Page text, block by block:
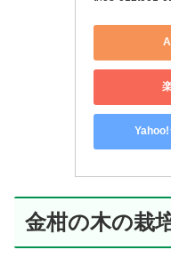
Yahoo!
金柑の木の栽